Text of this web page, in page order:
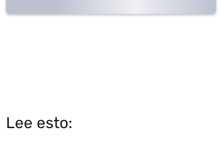
Lee esto: